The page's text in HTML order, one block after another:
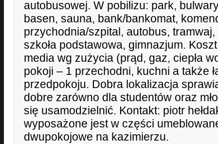
autobusowej. W pobilizu: park,
basen, sauna, bank/bankomat,
przychodnia/szpital, autobus,
szkoła podstawowa, gimnazjum.
media wg zużycia (prąd, gaz, ciepła
pokoji – 1 przechodni, kuchni a także
przedpokoju. Dobra lokalizacja
dobre zarówno dla studentów oraz
się usamodzielnić. Kontakt: piotr
wyposażone jest w części
dwupokojowe na kazimierzu.